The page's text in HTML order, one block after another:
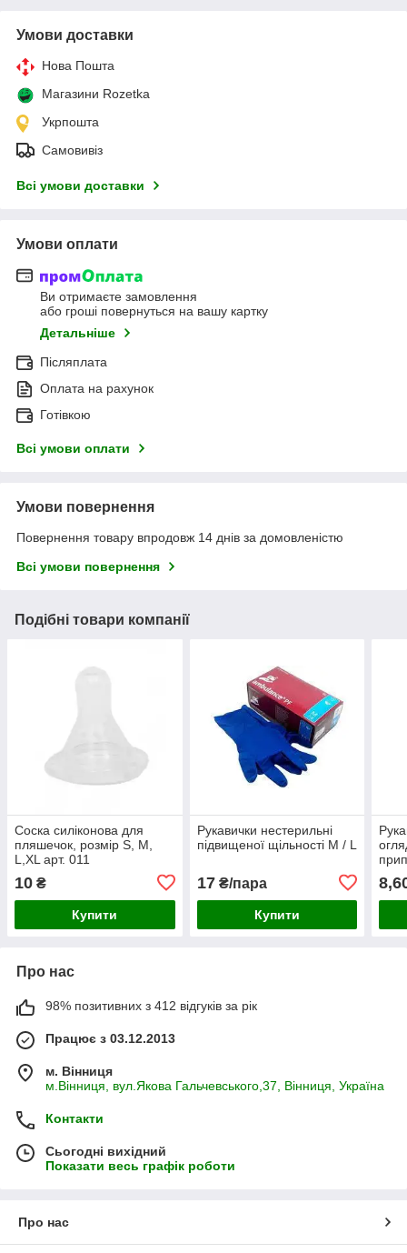
Умови доставки
Нова Пошта
Магазини Rozetka
Укрпошта
Самовивіз
Всі умови доставки
Умови оплати
Ви отримаєте замовлення
або гроші повернуться на вашу картку
Детальніше
Післяплата
Оплата на рахунок
Готівкою
Всі умови оплати
Умови повернення
Повернення товару впродовж 14 днів за домовленістю
Всі умови повернення
Подібні товари компанії
Соска силіконова для
пляшечок, розмір S, M,
L,XL арт. 011
10 ₴
Купити
Рукавички нестерильні
підвищеної щільності M / L
17₴/пара
Купити
Про нас
98% позитивних з 412 відгуків за рік
Працює з 03.12.2013
м. Вінниця
м.Вінниця, вул.Якова Гальчевського,37, Вінниця, Україна
Контакти
Сьогодні вихідний
Показати весь графік роботи
Про нас